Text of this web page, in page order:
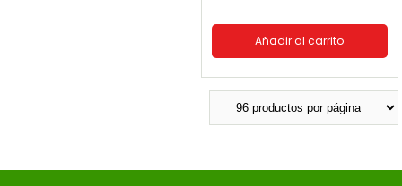
Añadir al carrito